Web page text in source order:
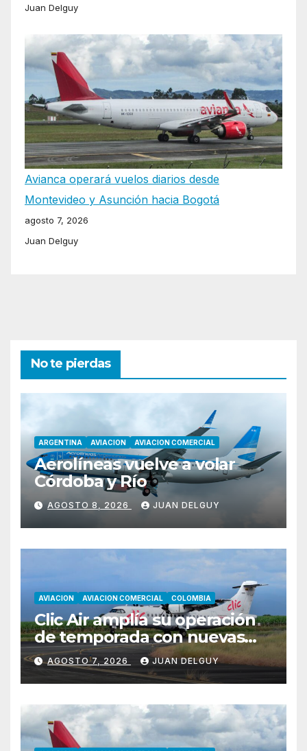
Juan Delguy
Avianca operará vuelos diarios desde
Montevideo y Asunción hacia Bogotá
agosto 7, 2026
Juan Delguy
No te pierdas
ARGENTINA AVIACION AVIACION COMERCIAL
Aerolíneas vuelve a volar
Córdoba y Río
AGOSTO 8, 2026 JUAN DELGUY
AVIACION AVIACION COMERCIAL COLOMBIA
Clic Air amplía su operación
de temporada con nuevas
rutas hacia Cartagena y Tolú
AGOSTO 7, 2026 JUAN DELGUY